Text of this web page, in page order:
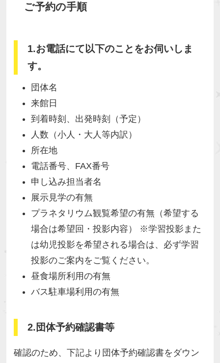
ご予約の⼿順
1.お電話にて以下のことをお伺いしま
す。
団体名
来館日
到着時刻、出発時刻（予定）
⼈数（⼩⼈・⼤⼈等内訳）
所在地
電話番号、FAX番号
申し込み担当者名
展⽰⾒学の有無
プラネタリウム観覧希望の有無（希望する
場合は希望回・投影内容） ※学習投影また
は幼児投影を希望される場合は、必ず学習
投影のご案内をご覧ください。
昼食場所利用の有無
バス駐車場利用の有無
2.団体予約確認書等
確認のため、下記より団体予約確認書をダウン